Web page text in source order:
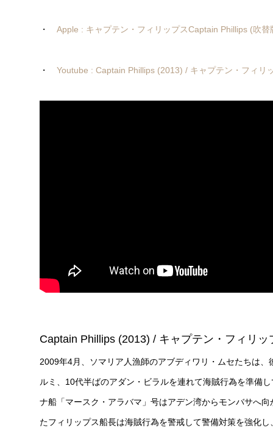
・ Apple : キャプテン・フィリップスCaptain Phillips (吹
・ Youtube : Captain Phillips (2013) / キャプテン・フィリ
Captain Phillips (2013) / キャプテン・フィリッ
2009年4月、ソマリア人漁師のアブディワリ・ムセたちは
ルミ、10代半ばのアダン・ビラルを連れて海賊行為を準備
ナ船「マースク・アラバマ」号はアデン湾からモンバサへ
たフィリップス船長は海賊行為を警戒して警備対策を強化